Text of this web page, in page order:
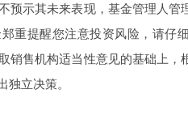
预示其未来表现，基金管理人管
重提醒您注意投资风险，请仔
销售机构适当性意见的基础上，
独立决策。